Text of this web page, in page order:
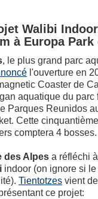
Walibi
à Europa Park
, le plus grand parc
l'ouverture en
Coaster de
aquatique du parc
Parques Reunidos
Cette
comptera 4 bosses.
des Alpesa réfléchi
indoor (on ignore si le
Tientotzesvient
ce projet: